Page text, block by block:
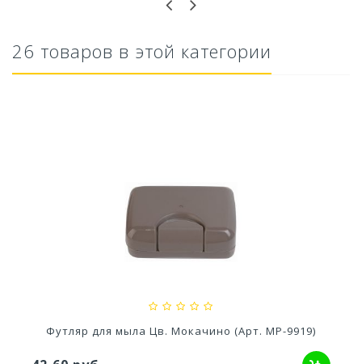
Ускоритель компоста 60гр
26 товаров в этой категории
Набор дорожный (мыльница+футляр)